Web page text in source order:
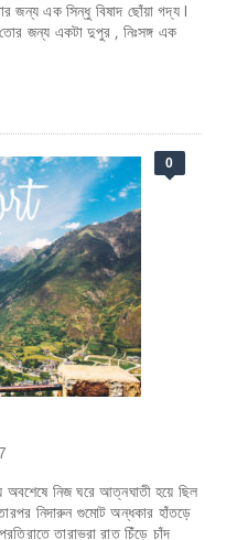
জন্য এক সিন্ধু বিষাদ ছোঁয়া গদ্য I
জন্য একটা দুপুর , নিঃসঙ্গ এক
0
অবশেষে নিজ ঘরে আত্নঘাতী হয়ে ছিল
নিদারুন গুমোট অন্ধকার হাঁতড়ে
তারাভরা রাত চিঁড়ে চাঁদ